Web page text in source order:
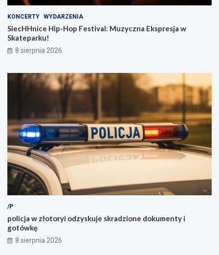
KONCERTY WYDARZENIA
SiecHHnice Hip-Hop Festival: Muzyczna Ekspresja w
Skateparku!
8 sierpnia 2026
/P
policja w złotoryi odzyskuje skradzione dokumenty i
gotówkę
8 sierpnia 2026